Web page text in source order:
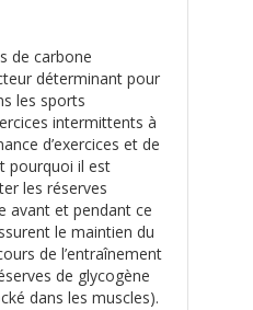
de carbone
déterminant pour
les sports
intermittents à
d’exercices et de
pourquoi il est
les réserves
avant et pendant ce
le maintien du
de l’entraînement
de glycogène
dans les muscles).